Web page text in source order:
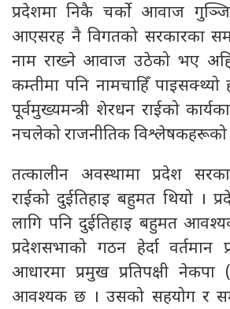
प्रदेशमा निकै चर्को आवाज
आएसरह नै विगतको सरकारका
नाम राख्ने आवाज उठेको भए
कम्तीमा पनि नामचाहिँ
पूर्वमुख्यमन्त्री शेरधन राईको
नचलेको राजनीतिक विश्लेषकहरूको
तत्कालीन अवस्थामा प्रदेश
राईको दुईतिहाइ बहुमत थियो ।
लागि पनि दुईतिहाइ बहुमत
प्रदेशसभाको गठन हेर्दा वर्तमान
आधारमा प्रमुख प्रतिपक्षी नेकपा
आवश्यक छ । उसको सहयोग र